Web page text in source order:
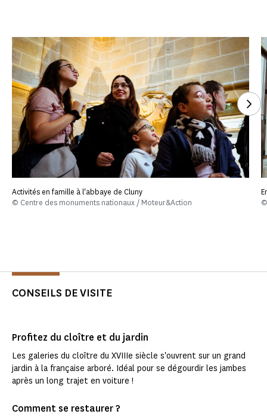
Activités en famille à l'abbaye de Cluny
© Centre des monuments nationaux / Moteur&Action
CONSEILS DE VISITE
Profitez du cloître et du jardin
Les galeries du cloître du XVIIIe siècle s'ouvrent sur un grand
jardin à la française arboré. Idéal pour se dégourdir les jambes
après un long trajet en voiture !
Comment se restaurer ?